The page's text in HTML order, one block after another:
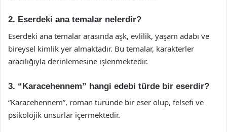
2. Eserdeki ana temalar nelerdir?
Eserdeki ana temalar arasında aşk, evlilik, yaşam adabı ve
bireysel kimlik yer almaktadır. Bu temalar, karakterler
aracılığıyla derinlemesine işlenmektedir.
3. “Karacehennem” hangi edebi türde bir eserdir?
“Karacehennem”, roman türünde bir eser olup, felsefi ve
psikolojik unsurlar içermektedir.